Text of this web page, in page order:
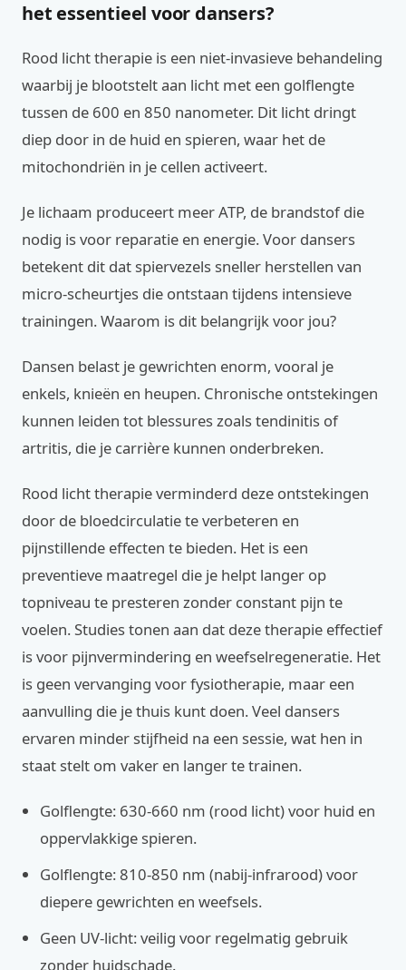
het essentieel voor dansers?
Rood licht therapie is een niet-invasieve behandeling
waarbij je blootstelt aan licht met een golflengte
tussen de 600 en 850 nanometer. Dit licht dringt
diep door in de huid en spieren, waar het de
mitochondriën in je cellen activeert.
Je lichaam produceert meer ATP, de brandstof die
nodig is voor reparatie en energie. Voor dansers
betekent dit dat spiervezels sneller herstellen van
micro-scheurtjes die ontstaan tijdens intensieve
trainingen. Waarom is dit belangrijk voor jou?
Dansen belast je gewrichten enorm, vooral je
enkels, knieën en heupen. Chronische ontstekingen
kunnen leiden tot blessures zoals tendinitis of
artritis, die je carrière kunnen onderbreken.
Rood licht therapie verminderd deze ontstekingen
door de bloedcirculatie te verbeteren en
pijnstillende effecten te bieden. Het is een
preventieve maatregel die je helpt langer op
topniveau te presteren zonder constant pijn te
voelen. Studies tonen aan dat deze therapie effectief
is voor pijnvermindering en weefselregeneratie. Het
is geen vervanging voor fysiotherapie, maar een
aanvulling die je thuis kunt doen. Veel dansers
ervaren minder stijfheid na een sessie, wat hen in
staat stelt om vaker en langer te trainen.
Golflengte: 630-660 nm (rood licht) voor huid en
oppervlakkige spieren.
Golflengte: 810-850 nm (nabij-infrarood) voor
diepere gewrichten en weefsels.
Geen UV-licht: veilig voor regelmatig gebruik
zonder huidschade.